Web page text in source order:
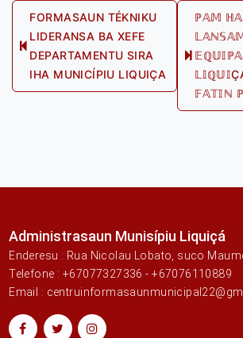
Post
navigation
Previous
post:
FORMASAUN TÉKNIKU
LIDERANSA BA XEFE
DEPARTAMENTU SIRA
IHA MUNICÍPIU LIQUIÇA
ℙ𝔸𝕄
𝔽𝔸𝕋𝕀ℕ
Administrasaun Munisípiu Liquiçá
Enderesu : Rua Nicolau Lobato, suco
Telefone : +67077327336 - +67076110889
Email :